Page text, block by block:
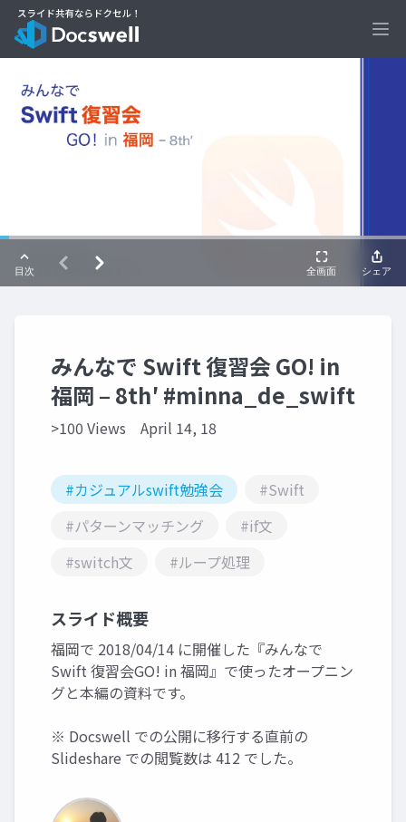
みんなで Swift 復習会 GO! in
福岡 – 8th′ #minna_de_swift
>100 Views April 14, 18
#カジュアルswift勉強会
#Swift
#パターンマッチング
#if文
#switch文
#ループ処理
スライド概要
福岡で 2018/04/14 に開催した『みんなで
Swift 復習会GO! in 福岡』で使ったオープニン
グと本編の資料です。
※ Docswell での公開に移行する直前の
Slideshare での閲覧数は 412 でした。